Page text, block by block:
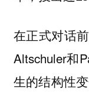
在正式对话
Altschuler和
生的结构性